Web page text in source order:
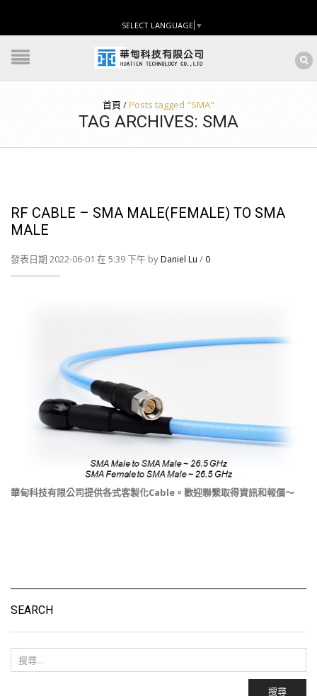
SELECT LANGUAGE ▼
首頁 /Posts tagged "SMA"
TAG ARCHIVES: SMA
RF CABLE – SMA MALE(FEMALE) TO SMA
MALE
發表日期 2022-06-01 在 5:39 下午 byDaniel Lu / 0
華甸科技有限公司提供各式客製化Cable。歡迎聯繫取得資訊和報價～
SEARCH
搜尋